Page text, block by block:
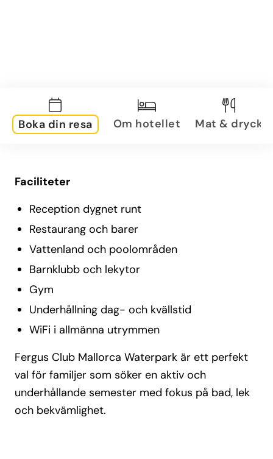
Boka din resa Om hotellet Mat & dryck
Faciliteter
Reception dygnet runt
Restaurang och barer
Vattenland och poolområden
Barnklubb och lekytor
Gym
Underhållning dag- och kvällstid
WiFi i allmänna utrymmen
Fergus Club Mallorca Waterpark är ett perfekt
val för familjer som söker en aktiv och
underhållande semester med fokus på bad, lek
och bekvämlighet.